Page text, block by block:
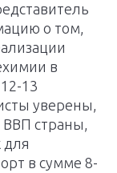
о том,
в
13
уверены,
ВВП страны,
для
в сумме 8-